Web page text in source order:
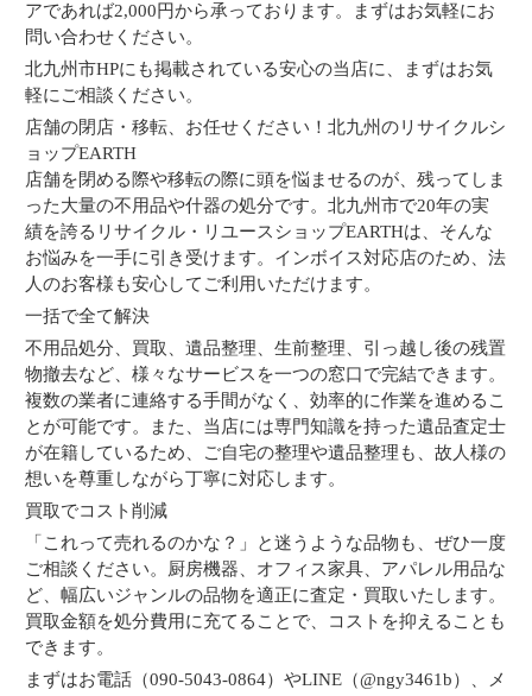
アであれば2,000円から承っております。まずはお気軽にお
問い合わせください。
北九州市HPにも掲載されている安心の当店に、まずはお気
軽にご相談ください。
店舗の閉店・移転、お任せください！北九州のリサイクルシ
ョップEARTH
店舗を閉める際や移転の際に頭を悩ませるのが、残ってしま
った大量の不用品や什器の処分です。北九州市で20年の実
績を誇るリサイクル・リユースショップEARTHは、そんな
お悩みを一手に引き受けます。インボイス対応店のため、法
人のお客様も安心してご利用いただけます。
一括で全て解決
不用品処分、買取、遺品整理、生前整理、引っ越し後の残置
物撤去など、様々なサービスを一つの窓口で完結できます。
複数の業者に連絡する手間がなく、効率的に作業を進めるこ
とが可能です。また、当店には専門知識を持った遺品査定士
が在籍しているため、ご自宅の整理や遺品整理も、故人様の
想いを尊重しながら丁寧に対応します。
買取でコスト削減
「これって売れるのかな？」と迷うような品物も、ぜひ一度
ご相談ください。厨房機器、オフィス家具、アパレル用品な
ど、幅広いジャンルの品物を適正に査定・買取いたします。
買取金額を処分費用に充てることで、コストを抑えることも
できます。
まずはお電話（090-5043-0864）やLINE（@ngy3461b）、メ